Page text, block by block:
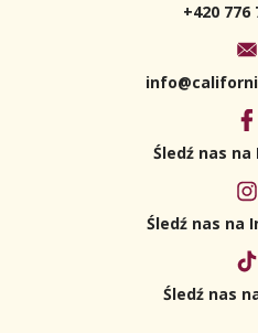
+420 776
Śledź nas na
Śledź nas na
Śledź nas